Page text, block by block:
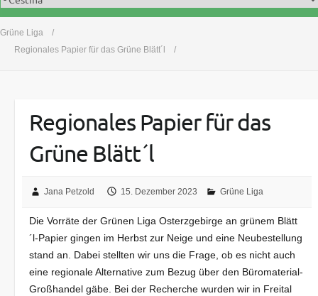
n
Grüne Liga
Regionales Papier für das Grüne Blätt´l
Regionales Papier für das
Grüne Blätt´l
Jana Petzold 15. Dezember 2023 Grüne Liga
Die Vorräte der Grünen Liga Osterzgebirge an grünem Blätt
´l-Papier gingen im Herbst zur Neige und eine Neubestellung
stand an. Dabei stellten wir uns die Frage, ob es nicht auch
eine regionale Alternative zum Bezug über den Büromaterial-
Großhandel gäbe. Bei der Recherche wurden wir in Freital